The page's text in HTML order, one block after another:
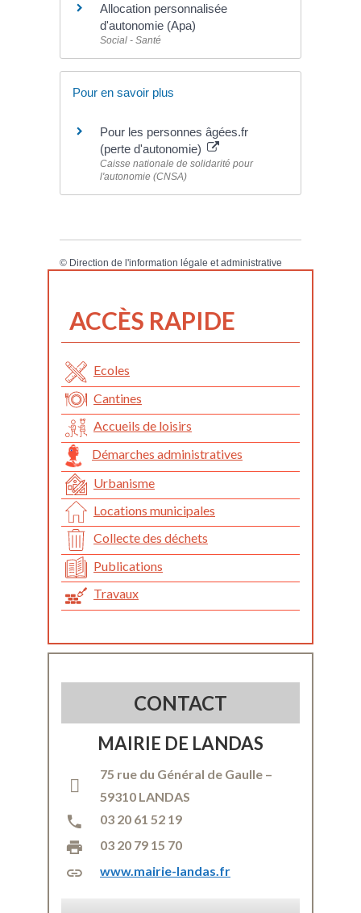
Allocation personnalisée
d'autonomie (Apa)
Social - Santé
Pour en savoir plus
Pour les personnes âgées.fr
(perte d'autonomie)
Caisse nationale de solidarité pour
l'autonomie (CNSA)
© Direction de l'information légale et administrative
ACCÈS RAPIDE
Ecoles
Cantines
Accueils de loisirs
Démarches administratives
Urbanisme
Locations municipales
Collecte des déchets
Publications
Travaux
CONTACT
MAIRIE DE LANDAS
75 rue du Général de Gaulle –
59310 LANDAS
03 20 61 52 19
03 20 79 15 70
www.mairie-landas.fr